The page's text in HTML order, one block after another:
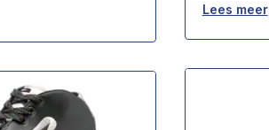
Lees meer